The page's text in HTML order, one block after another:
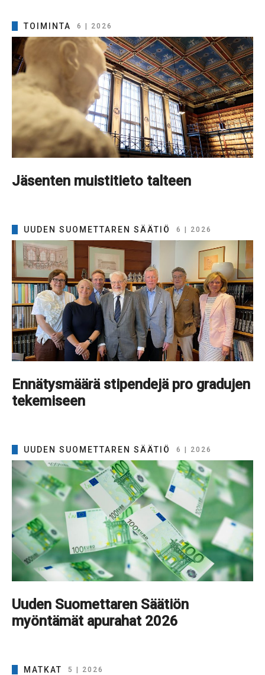
TOIMINTA 6 | 2026
Jäsenten muistitieto talteen
UUDEN SUOMETTAREN SÄÄTIÖ 6 | 2026
Ennätysmäärä stipendejä pro gradujen
tekemiseen
UUDEN SUOMETTAREN SÄÄTIÖ 6 | 2026
Uuden Suomettaren Säätiön
myöntämät apurahat 2026
MATKAT 5 | 2026